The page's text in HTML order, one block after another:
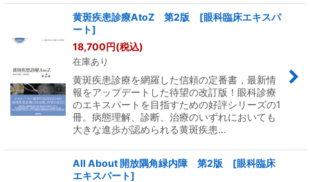
黄斑疾患診療AtoZ 第2版 [眼科臨床エキスパ
ート]
18,700円(税込)
在庫あり
黄斑疾患診療を網羅した信頼の定番書，最新情
報をアップデートした待望の改訂版！眼科診療
のエキスパートを目指すための好評シリーズの1
冊。病態理解、診断、治療のいずれにおいても
大きな進歩が認められる黄斑疾患…
All About 開放隅角緑内障 第2版 [眼科臨床
エキスパート]